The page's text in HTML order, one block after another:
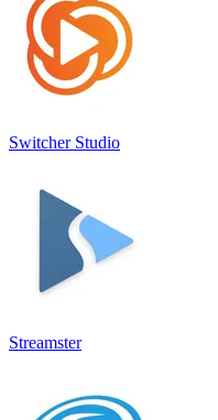
Switcher Studio
Streamster